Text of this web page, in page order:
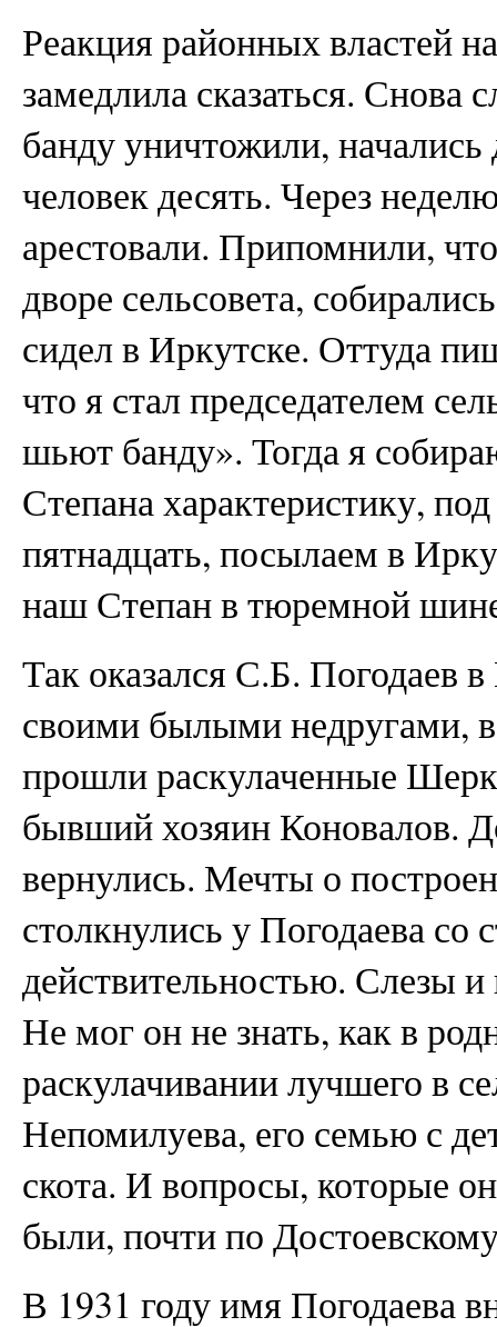
Реакция районных властей
замедлила сказаться. Снова
банду уничтожили,
человек десять. Через
арестовали. Припомнили,
дворе сельсовета,
сидел в Иркутске. Оттуда
что я стал председателем
шьют банду». Тогда я
Степана характеристику,
пятнадцать, посылаем в
наш Степан в тюремной
Так оказался С.Б. Погодаев
своими былыми недругами,
прошли раскулаченные
бывший хозяин Коновалов.
вернулись. Мечты о
столкнулись у Погодаева со
действительностью. Слезы
Не мог он не знать, как в
раскулачивании лучшего в
Непомилуева, его семью с
скота. И вопросы, которые
были, почти по
В 1931 году имя Погодаева